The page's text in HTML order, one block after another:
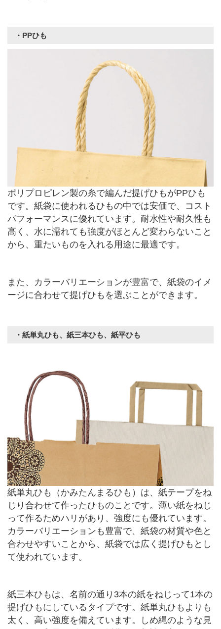
・PPひも
ポリプロピレン製の糸で編んだ提げひもがPPひも
です。紙袋に使われるひもの中では安価で、コスト
パフォーマンスに優れています。耐水性や耐久性も
高く、水に濡れても強度がほとんど変わらないこと
から、重たいものを入れる用途に最適です。
また、カラーバリエーションが豊富で、紙袋のイメ
ージに合わせて提げひもを選ぶことができます。
・紙単丸ひも、紙三本ひも、紙平ひも
紙単丸ひも（かみたんまるひも）は、紙テープをね
じり合わせて作ったひものことです。薄い紙をねじ
って作るためハリがあり、強度にも優れています。
カラーバリエーションも豊富で、紙袋の材質や色と
合わせやすいことから、紙袋では広く提げひもとし
て使われています。
紙三本ひもは、名前の通り3本の紙をねじって1本の
提げひもにしているタイプです。紙単丸ひもよりも
太く、高い強度を備えています。しめ縄のような見